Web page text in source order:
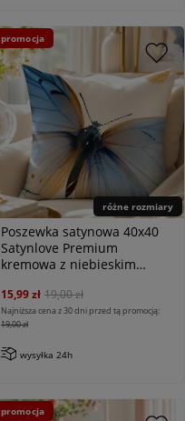
różne rozmiary
Poszewka satynowa 40x40
Satynlove Premium
kremowa z niebieskim
15,99 zł 19,00 zł
Najniższa cena z 30 dni przed tą promocją:
19,00 zł
wysyłka 24h
promocja
promocja